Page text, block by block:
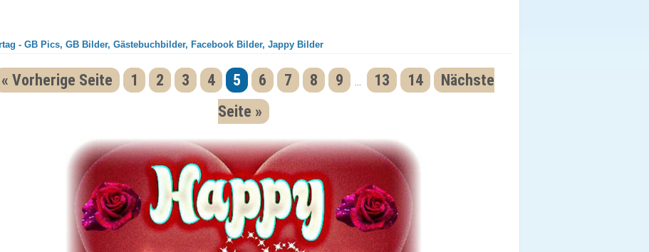
- GB Pics, GB Bilder, Gästebuchbilder, Facebook Bilder, Jappy Bilder
« Vorherige Seite 1 2 3 4 5 6 7 8 9 13 14
Nächste
Seite »